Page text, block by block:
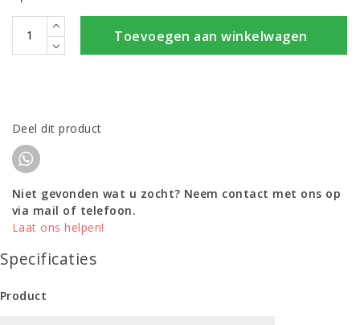
Toevoegen aan winkelwagen
Deel dit product
Niet gevonden wat u zocht? Neem contact met ons op
via mail of telefoon.
Laat ons helpen!
Specificaties
Product